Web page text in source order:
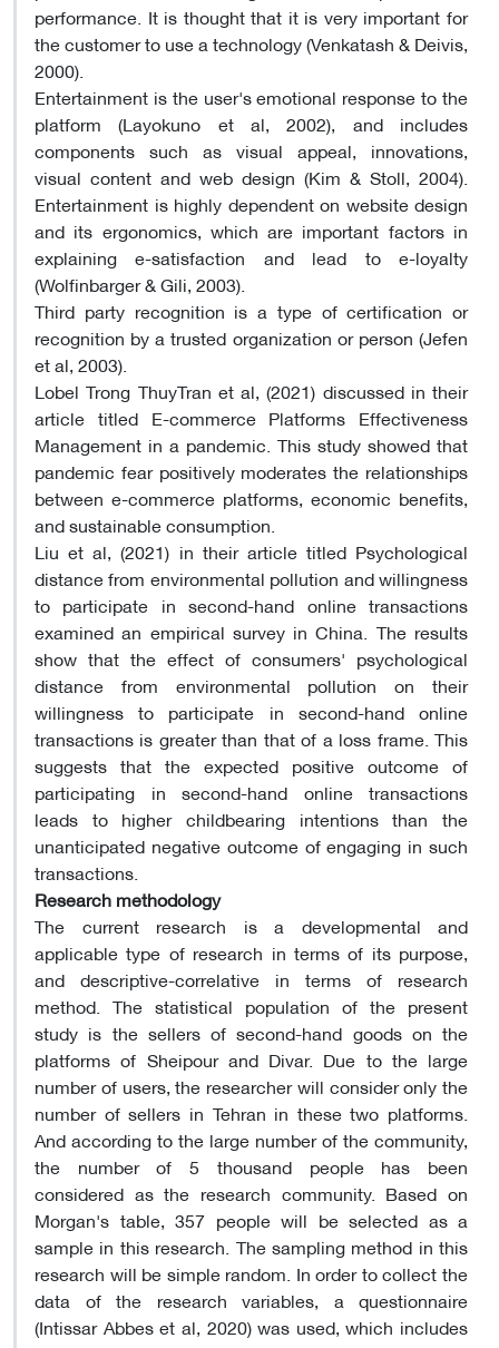
performance. It is thought that it is very important for
the customer to use a technology (Venkatash & Deivis,
2000).
Entertainment is the user's emotional response to the
platform (Layokuno et al, 2002), and includes
components such as visual appeal, innovations,
visual content and web design (Kim & Stoll, 2004).
Entertainment is highly dependent on website design
and its ergonomics, which are important factors in
explaining e-satisfaction and lead to e-loyalty
(Wolfinbarger & Gili, 2003).
Third party recognition is a type of certification or
recognition by a trusted organization or person (Jefen
et al, 2003).
Lobel Trong ThuyTran et al, (2021) discussed in their
article titled E-commerce Platforms Effectiveness
Management in a pandemic. This study showed that
pandemic fear positively moderates the relationships
between e-commerce platforms, economic benefits,
and sustainable consumption.
Liu et al, (2021) in their article titled Psychological
distance from environmental pollution and willingness
to participate in second-hand online transactions
examined an empirical survey in China. The results
show that the effect of consumers' psychological
distance from environmental pollution on their
willingness to participate in second-hand online
transactions is greater than that of a loss frame. This
suggests that the expected positive outcome of
participating in second-hand online transactions
leads to higher childbearing intentions than the
unanticipated negative outcome of engaging in such
transactions.
Research methodology
The current research is a developmental and
applicable type of research in terms of its purpose,
and descriptive-correlative in terms of research
method. The statistical population of the present
study is the sellers of second-hand goods on the
platforms of Sheipour and Divar. Due to the large
number of users, the researcher will consider only the
number of sellers in Tehran in these two platforms.
And according to the large number of the community,
the number of 5 thousand people has been
considered as the research community. Based on
Morgan's table, 357 people will be selected as a
sample in this research. The sampling method in this
research will be simple random. In order to collect the
data of the research variables, a questionnaire
(Intissar Abbes et al, 2020) was used, which includes